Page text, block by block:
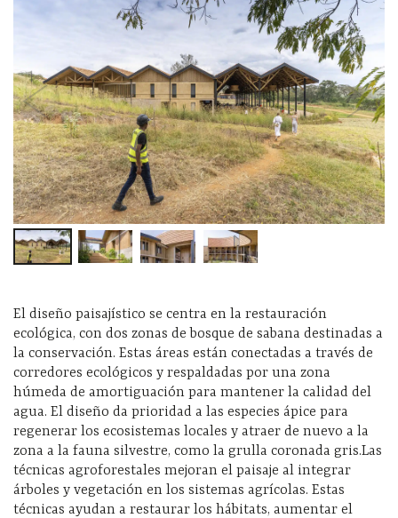
El diseño paisajístico se centra en la restauración
ecológica, con dos zonas de bosque de sabana destinadas a
la conservación. Estas áreas están conectadas a través de
corredores ecológicos y respaldadas por una zona
húmeda de amortiguación para mantener la calidad del
agua. El diseño da prioridad a las especies ápice para
regenerar los ecosistemas locales y atraer de nuevo a la
zona a la fauna silvestre, como la grulla coronada gris.Las
técnicas agroforestales mejoran el paisaje al integrar
árboles y vegetación en los sistemas agrícolas. Estas
técnicas ayudan a restaurar los hábitats, aumentar el